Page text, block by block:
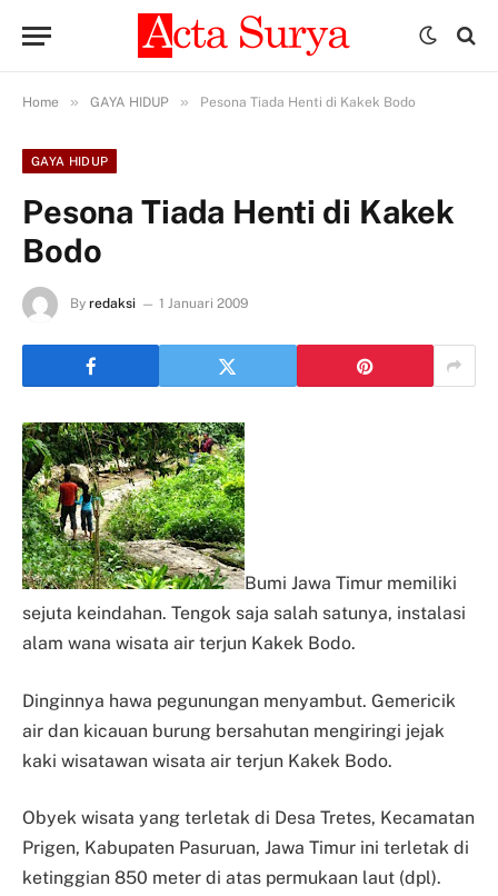
Home » GAYA HIDUP » Pesona Tiada Henti di Kakek Bodo
GAYA HIDUP
Pesona Tiada Henti di Kakek
Bodo
By redaksi 1 Januari 2009
Bumi Jawa Timur memiliki
sejuta keindahan. Tengok saja salah satunya, instalasi
alam wana wisata air terjun Kakek Bodo.
Dinginnya hawa pegunungan menyambut. Gemericik
air dan kicauan burung bersahutan mengiringi jejak
kaki wisatawan wisata air terjun Kakek Bodo.
Obyek wisata yang terletak di Desa Tretes, Kecamatan
Prigen, Kabupaten Pasuruan, Jawa Timur ini terletak di
ketinggian 850 meter di atas permukaan laut (dpl).